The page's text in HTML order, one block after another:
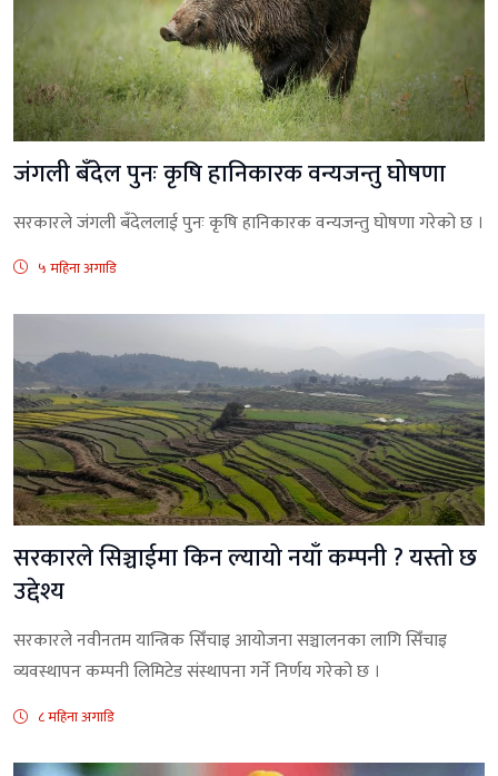
जंगली बँदेल पुनः कृषि हानिकारक वन्यजन्तु घोषणा
सरकारले जंगली बँदेललाई पुनः कृषि हानिकारक वन्यजन्तु घोषणा गरेको छ ।
५ महिना अगाडि
सरकारले सिञ्चाईमा किन ल्यायो नयाँ कम्पनी ? यस्तो छ
उद्देश्य
सरकारले नवीनतम यान्त्रिक सिँचाइ आयोजना सञ्चालनका लागि सिँचाइ
व्यवस्थापन कम्पनी लिमिटेड संस्थापना गर्ने निर्णय गरेको छ ।
८ महिना अगाडि